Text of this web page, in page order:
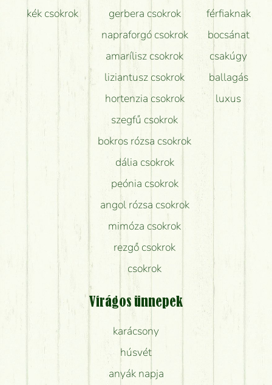
kék csokrok
gerbera csokrok
napraforgó csokrok
amarílisz csokrok
liziantusz csokrok
hortenzia csokrok
szegfű csokrok
bokros rózsa csokrok
dália csokrok
peónia csokrok
angol rózsa csokrok
mimóza csokrok
rezgő csokrok
csokrok
férfiaknak
bocsánat
csakúgy
ballagás
luxus
Virágos ünnepek
karácsony
húsvét
anyák napja